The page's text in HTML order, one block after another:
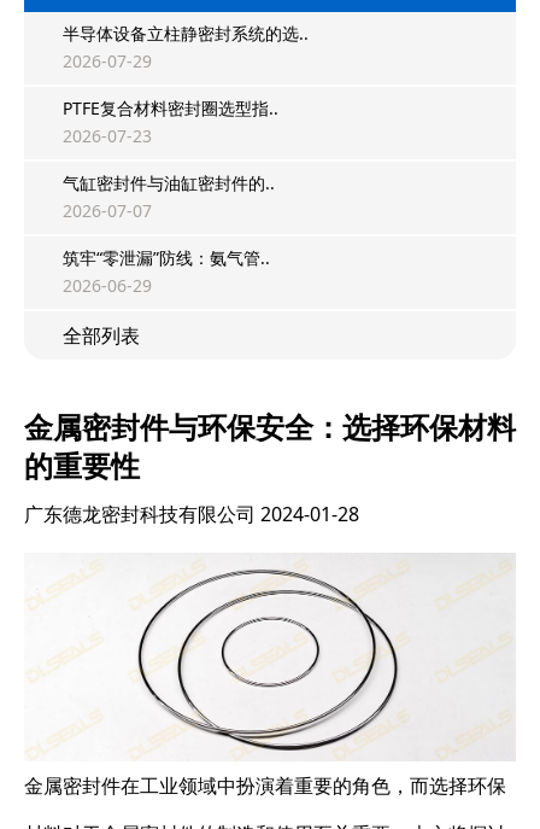
半导体设备立柱静密封系统的选..
2026-07-29
PTFE复合材料密封圈选型指..
2026-07-23
气缸密封件与油缸密封件的..
2026-07-07
筑牢“零泄漏”防线：氨气管..
2026-06-29
全部列表
金属密封件与环保安全：选择环保材料
的重要性
广东德龙密封科技有限公司 2024-01-28
金属密封件在工业领域中扮演着重要的角色，而选择环保